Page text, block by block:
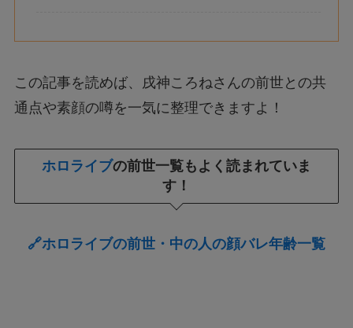
この記事を読めば、戌神ころねさんの前世との共
通点や素顔の噂を一気に整理できますよ！
ホロライブの前世一覧もよく読まれていま
す！
🔗ホロライブの前世・中の人の顔バレ年齢一覧